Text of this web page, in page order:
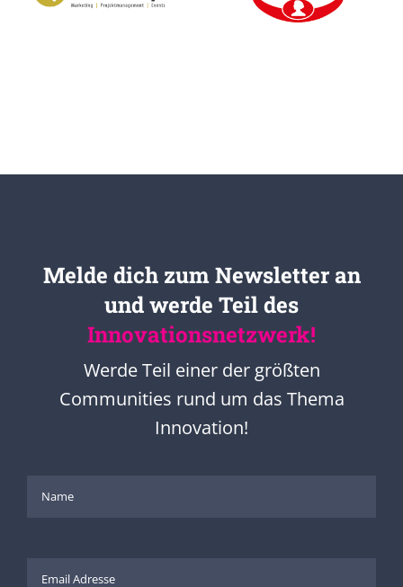
Melde dich zum Newsletter an
und werde Teil des
Innovationsnetzwerk!
Werde Teil einer der größten
Communities rund um das Thema
Innovation!